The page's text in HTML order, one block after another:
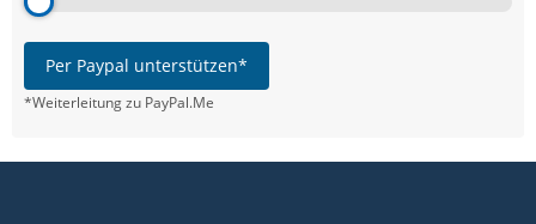
Per Paypal unterstützen*
*Weiterleitung zu PayPal.Me